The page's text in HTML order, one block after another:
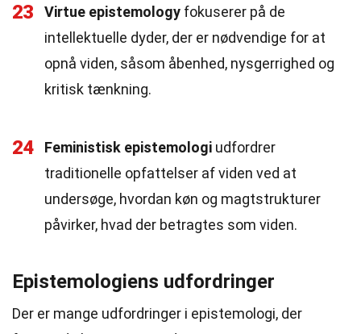
23 Virtue epistemology fokuserer på de
intellektuelle dyder, der er nødvendige for at
opnå viden, såsom åbenhed, nysgerrighed og
kritisk tænkning.
24 Feministisk epistemologi udfordrer
traditionelle opfattelser af viden ved at
undersøge, hvordan køn og magtstrukturer
påvirker, hvad der betragtes som viden.
Epistemologiens udfordringer
Der er mange udfordringer i epistemologi, der